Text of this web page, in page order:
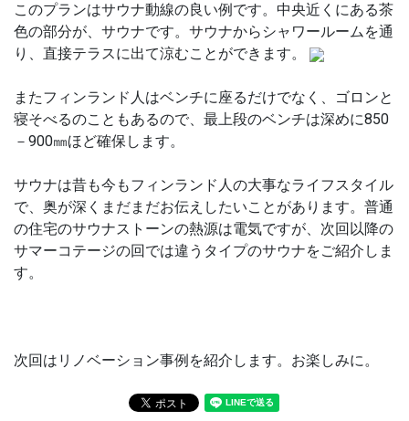
このプランはサウナ動線の良い例です。中央近くにある茶
色の部分が、サウナです。サウナからシャワールームを通
り、直接テラスに出て涼むことができます。
またフィンランド人はベンチに座るだけでなく、ゴロンと
寝そべるのこともあるので、最上段のベンチは深めに850
－ 900㎜ほど確保します。
サウナは昔も今もフィンランド人の大事なライフスタイル
で、奥が深くまだまだお伝えしたいことがあります。普通
の住宅のサウナストーンの熱源は電気ですが、次回以降の
サマーコテージの回では違うタイプのサウナをご紹介しま
す。
次回はリノベーション事例を紹介します。お楽しみに。